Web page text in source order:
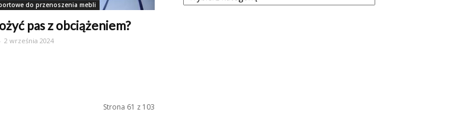
do przenoszenia mebli
pas z obciążeniem?
- 2 września 2024
Strona 61 z 103